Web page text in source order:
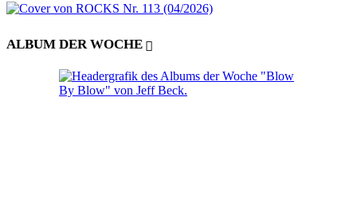
ALBUM DER WOCHE